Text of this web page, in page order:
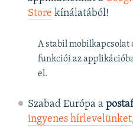
Store kínálatából!
A stabil mobilkapcsolat
funkciói az
el.
Szabad Európa a
ingyenes hírlevelünket